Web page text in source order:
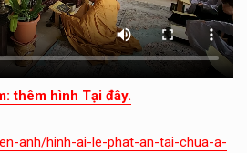
thêm hình Tại đây.
anh/hinh-ai-le-phat-an-tai-chua-a-